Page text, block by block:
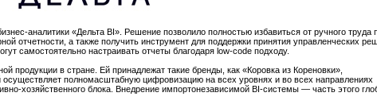
аналитики «Дельта BI». Решение позволило полностью избавиться от ручного труда
отчетности, а также получить инструмент для поддержки принятия управленческих
самостоятельно настраивать отчеты благодаря low-code подходу.
продукции в стране. Ей принадлежат такие бренды, как «Коровка из Кореновки»,
осуществляет полномасштабную цифровизацию на всех уровнях и во всех направлениях
хозяйственного блока. Внедрение импортонезависимой BI-системы — часть этого